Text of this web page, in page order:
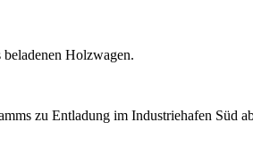
Holzwagen.
zu Entladung im Industriehafen Süd